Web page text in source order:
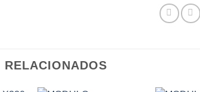
RELACIONADOS